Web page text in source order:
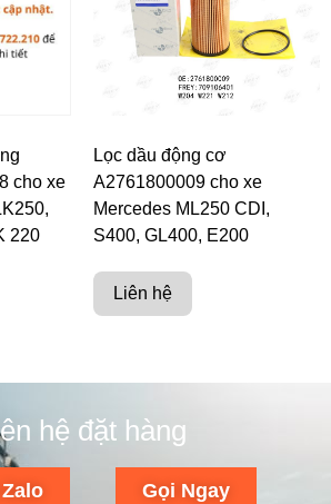
cho xe
220
Lọc dầu động cơ
A2761800009 cho xe
Mercedes ML250 CDI,
S400, GL400, E200
Liên hệ
hệ đặt hàng
Gọi Ngay